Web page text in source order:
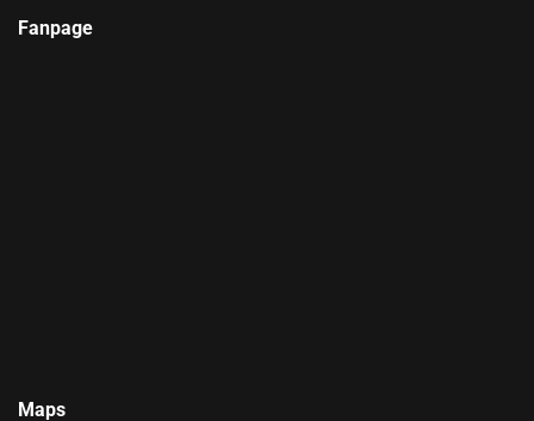
Fanpage
Maps